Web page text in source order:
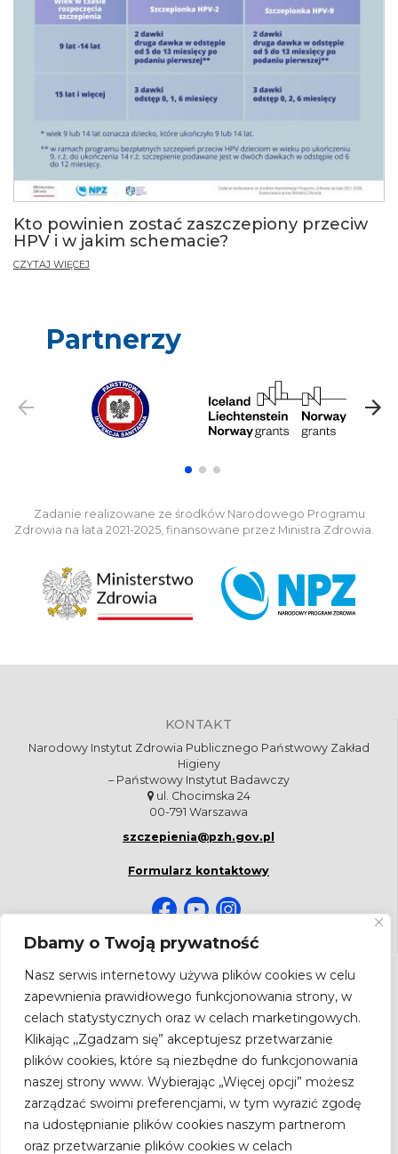
Dbamy o Twoją prywatność
Nasz serwis internetowy używa plików cookies w celu
zapewnienia prawidłowego funkcjonowania strony, w
celach statystycznych oraz w celach marketingowych.
Klikając ,,Zgadzam się” akceptujesz przetwarzanie
plików cookies, które są niezbędne do funkcjonowania
naszej strony www. Wybierając „Więcej opcji” możesz
zarządzać swoimi preferencjami, w tym wyrazić zgodę
na udostępnianie plików cookies naszym partnerom
oraz przetwarzanie plików cookies w celach
Kto powinien zostać zaszczepiony przeciw
HPV i w jakim schemacie?
CZYTAJ WIĘCEJ
Partnerzy
Zadanie realizowane ze środków Narodowego Programu
Zdrowia na lata 2021-2025, finansowane przez Ministra Zdrowia.
KONTAKT
Narodowy Instytut Zdrowia Publicznego Państwowy Zakład
Higieny
– Państwowy Instytut Badawczy
ul. Chocimska 24
00-791 Warszawa
szczepienia@pzh.gov.pl
Formularz kontaktowy
NEWSLETTER
Bądź na bieżąco! Zapisz się do newslettera.
Adres
email
Zgodnie z ustawą z dnia 18.07.2002 r. o świadczeniu usług drogą
elektroniczną (Dz.U. Nr 144, poz.1204 z późn. zm.) wyrażam zgodę na
przesyłanie newslettera drogą elektroniczną przez Narodowy Instytut Zdrowia